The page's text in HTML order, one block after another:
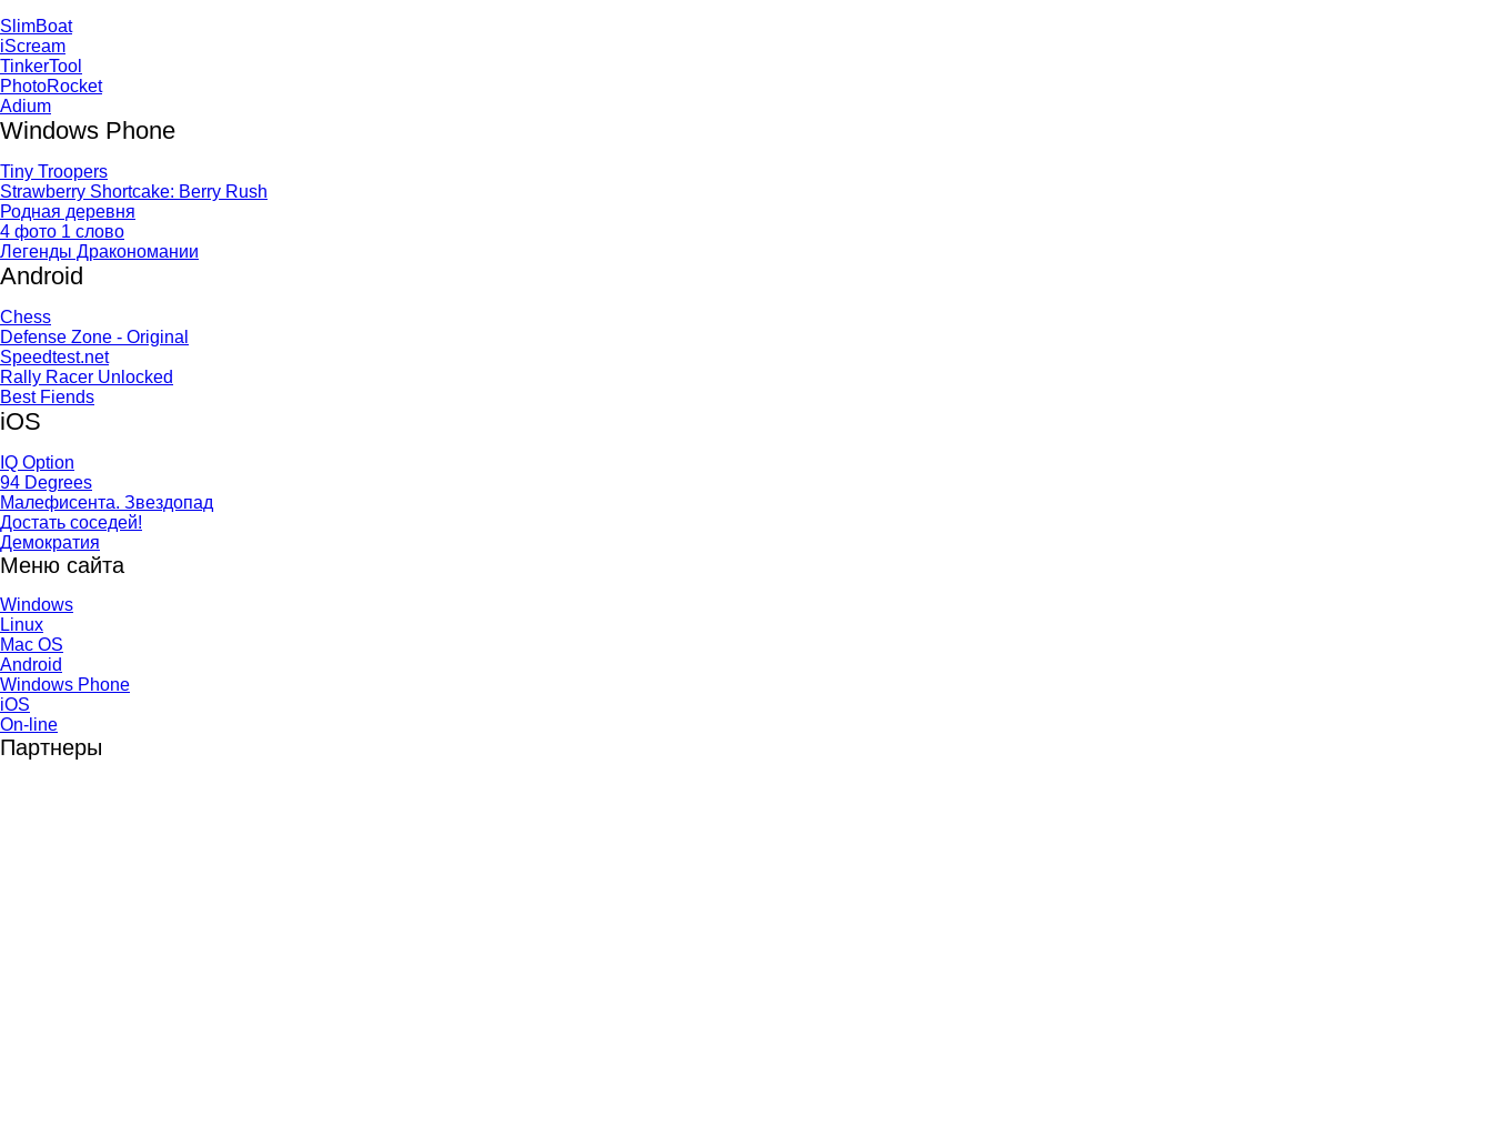
SlimBoat
iScream
TinkerTool
PhotoRocket
Adium
Windows Phone
Tiny Troopers
Strawberry Shortcake: Berry Rush
Родная деревня
4 фото 1 слово
Легенды Дракономании
Android
Chess
Defense Zone - Original
Speedtest.net
Rally Racer Unlocked
Best Fiends
iOS
IQ Option
94 Degrees
Малефисента. Звездопад
Достать соседей!
Демократия
Меню сайта
Windows
Linux
Mac OS
Android
Windows Phone
iOS
On-line
Партнеры